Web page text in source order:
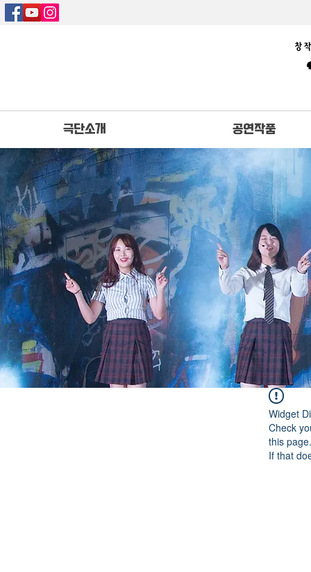
극단소개 공연작품
Widget
Check
this page.
If that